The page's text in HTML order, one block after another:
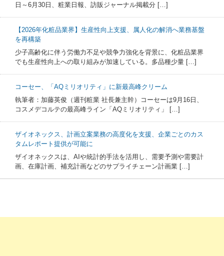
日～6月30日、粧業日報、訪販ジャーナル掲載分 […]
【2026年化粧品業界】生産性向上支援、属人化の解消へ業務基盤
を再構築
少子高齢化に伴う労働力不足や競争力強化を背景に、化粧品業界
でも生産性向上への取り組みが加速している。多品種少量 […]
コーセー、「AQミリオリティ」に新最高峰クリーム
執筆者：加藤英俊（週刊粧業 社長兼主幹）コーセーは9月16日、
コスメデコルテの最高峰ライン「AQミリオリティ」 […]
ザイオネックス、計画立案業務の高度化を支援、企業ごとのカス
タムレポート提供が可能に
ザイオネックスは、AIや統計的手法を活用し、需要予測や需要計
画、在庫計画、補充計画などのサプライチェーン計画業 […]